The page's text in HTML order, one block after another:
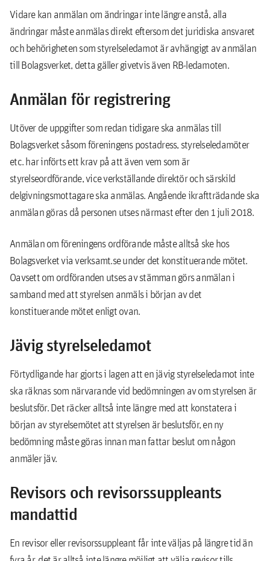
Vidare kan anmälan om ändringar inte längre anstå, alla
ändringar måste anmälas direkt eftersom det juridiska ansvaret
och behörigheten som styrelseledamot är avhängigt av anmälan
till Bolagsverket, detta gäller givetvis även RB-ledamoten.
Anmälan för registrering
Utöver de uppgifter som redan tidigare ska anmälas till
Bolagsverket såsom föreningens postadress, styrelseledamöter
etc. har införts ett krav på att även vem som är
styrelseordförande, vice verkställande direktör och särskild
delgivningsmottagare ska anmälas. Angående ikraftträdande ska
anmälan göras då personen utses närmast efter den 1 juli 2018.
Anmälan om föreningens ordförande måste alltså ske hos
Bolagsverket via verksamt.se under det konstituerande mötet.
Oavsett om ordföranden utses av stämman görs anmälan i
samband med att styrelsen anmäls i början av det
konstituerande mötet enligt ovan.
Jävig styrelseledamot
Förtydligande har gjorts i lagen att en jävig styrelseledamot inte
ska räknas som närvarande vid bedömningen av om styrelsen är
beslutsför. Det räcker alltså inte längre med att konstatera i
början av styrelsemötet att styrelsen är beslutsför, en ny
bedömning måste göras innan man fattar beslut om någon
anmäler jäv.
Revisors och revisorssuppleants
mandattid
En revisor eller revisorssuppleant får inte väljas på längre tid än